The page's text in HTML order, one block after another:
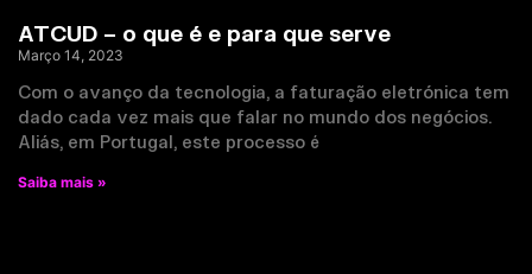
ATCUD – o que é e para que serve
Março 14, 2023
Com o avanço da tecnologia, a faturação eletrónica tem
dado cada vez mais que falar no mundo dos negócios.
Aliás, em Portugal, este processo é
Saiba mais »